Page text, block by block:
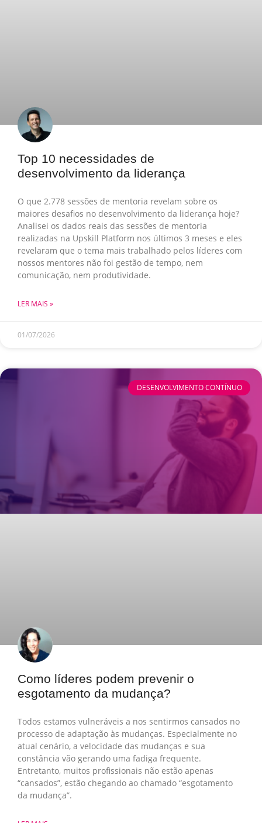
Top 10 necessidades de
desenvolvimento da liderança
O que 2.778 sessões de mentoria revelam sobre os
maiores desafios no desenvolvimento da liderança hoje?
Analisei os dados reais das sessões de mentoria
realizadas na Upskill Platform nos últimos 3 meses e eles
revelaram que o tema mais trabalhado pelos líderes com
nossos mentores não foi gestão de tempo, nem
comunicação, nem produtividade.
LER MAIS »
01/07/2026
DESENVOLVIMENTO CONTÍNUO
Como líderes podem prevenir o
esgotamento da mudança?
Todos estamos vulneráveis a nos sentirmos cansados no
processo de adaptação às mudanças. Especialmente no
atual cenário, a velocidade das mudanças e sua
constância vão gerando uma fadiga frequente.
Entretanto, muitos profissionais não estão apenas
“cansados”, estão chegando ao chamado “esgotamento
da mudança”.